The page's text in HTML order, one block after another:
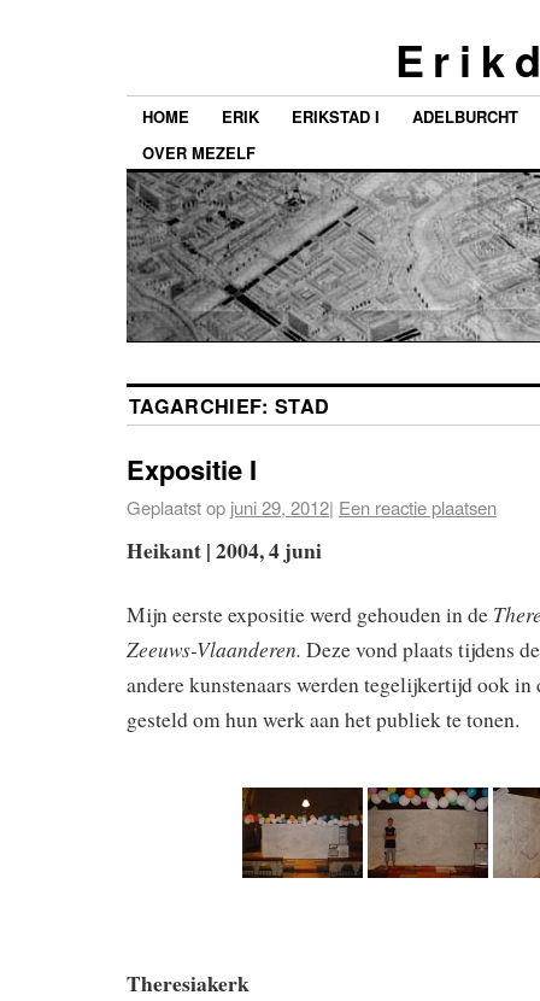
E r i k
HOME ERIK ERIKSTAD I
ADELBURCHT
OVER MEZELF
TAGARCHIEF: STAD
Expositie I
Geplaatst op juni 29, 2012| Een reactie plaatsen
Heikant | 2004, 4 juni
Mijn eerste expositie werd gehouden in de
Zeeuws-Vlaanderen. Deze vond plaats tijdens
andere kunstenaars werden tegelijkertijd ook in
gesteld om hun werk aan het publiek te tonen.
Theresiakerk